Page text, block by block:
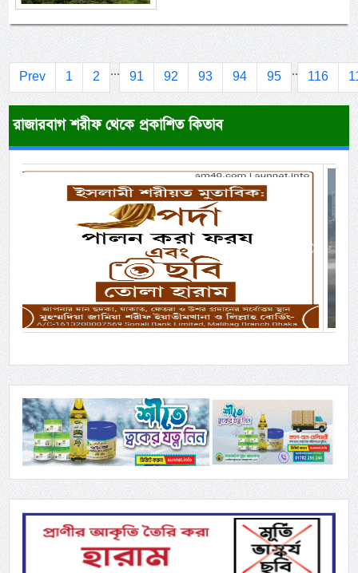
Prev 1 2 ... 91 92 93 94 95 .. 116
রাজারবাগ শরীফ থেকে প্রকাশিত কিতাব
Next